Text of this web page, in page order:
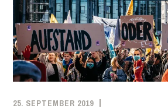
REGIME
ERWÜRGT
REVOLUTIONÄREN
PROZESS
IN
25. SEPTEMBER 2019